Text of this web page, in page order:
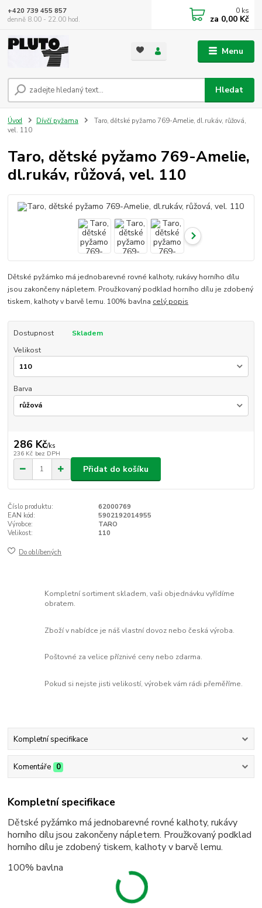
Menu
Hledat
+420 739 455 857
denně 8.00 - 22.00 hod.
0 ks
za 0,00 Kč
Úvod Dívčí pyžama
Taro, dětské pyžamo 769-Amelie, dl.rukáv, růžová,
vel. 110
Taro, dětské pyžamo 769-Amelie,
dl.rukáv, růžová, vel. 110
Dětské pyžámko má jednobarevné rovné kalhoty, rukávy horního dílu
jsou zakončeny nápletem. Proužkovaný podklad horního dílu je zdobený
tiskem, kalhoty v barvě lemu. 100% bavlna celý popis
Dostupnost
Skladem
Velikost
Barva
286 Kč/ks
236 Kč bez DPH
Přidat do košíku
Číslo produktu:
62000769
EAN kód:
5902192014955
Výrobce:
TARO
Velikost:
110
Do oblíbených
Kompletní sortiment skladem, vaši objednávku vyřídíme
obratem.
Zboží v nabídce je náš vlastní dovoz nebo česká výroba.
Poštovné za velice příznivé ceny nebo zdarma.
Pokud si nejste jisti velikostí, výrobek vám rádi přeměříme.
Kompletní specifikace
Komentáře 0
Kompletní specifikace
Dětské pyžámko má jednobarevné rovné kalhoty, rukávy
horního dílu jsou zakončeny nápletem. Proužkovaný podklad
horního dílu je zdobený tiskem, kalhoty v barvě lemu.
100% bavlna